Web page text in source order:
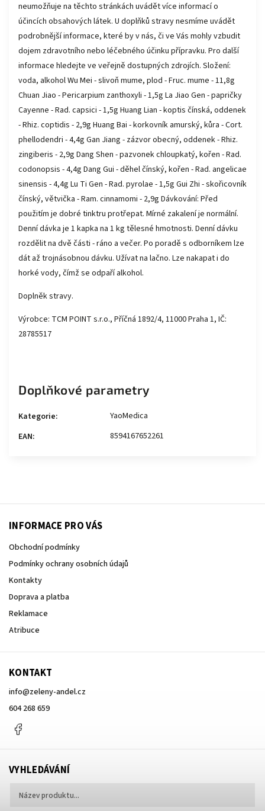
neumožňuje na těchto stránkách uvádět více informací o
účincích obsahových látek. U doplňků stravy nesmíme uvádět
podrobnější informace, které by v nás, či ve Vás mohly vzbudit
dojem zdravotního nebo léčebného účinku přípravku. Pro další
informace hledejte ve veřejně dostupných zdrojích. Složení:
voda, alkohol Wu Mei - slivoň mume, plod - Fruc. mume - 11,8g
Chuan Jiao - Pericarpium zanthoxyli - 1,5g La Jiao Gen - papričky
Cayenne - Rad. capsici - 1,5g Huang Lian - koptis čínská, oddenek
- Rhiz. coptidis - 2,9g Huang Bai - korkovník amurský, kůra - Cort.
phellodendri - 4,4g Gan Jiang - zázvor obecný, oddenek - Rhiz.
zingiberis - 2,9g Dang Shen - pazvonek chloupkatý, kořen - Rad.
codonopsis - 4,4g Dang Gui - děhel čínský, kořen - Rad. angelicae
sinensis - 4,4g Lu Ti Gen - Rad. pyrolae - 1,5g Gui Zhi - skořicovník
čínský, větvička - Ram. cinnamomi - 2,9g Dávkování: Před
použitím je dobré tinktru protřepat. Mírné zakalení je normální.
Denní dávka je 1 kapka na 1 kg tělesné hmotnosti. Denní dávku
rozdělit na dvě části - ráno a večer. Po poradě s odborníkem lze
dát až trojnásobnou dávku. Užívat na lačno. Lze nakapat i do
horké vody, čímž se odpaří alkohol.
Doplněk stravy.
Výrobce: TCM POINT s.r.o., Příčná 1892/4, 11000 Praha 1, IČ:
28785517
Doplňkové parametry
Kategorie:
YaoMedica
EAN: 8594167652261
INFORMACE PRO VÁS
Obchodní podmínky
Podmínky ochrany osobních údajů
Kontakty
Doprava a platba
Reklamace
Atribuce
KONTAKT
info@zeleny-andel.cz
604 268 659
VYHLEDÁVÁNÍ